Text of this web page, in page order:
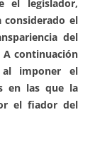
el legislador,
considerado el
del
continuación
al imponer el
en las que la
el fiador del